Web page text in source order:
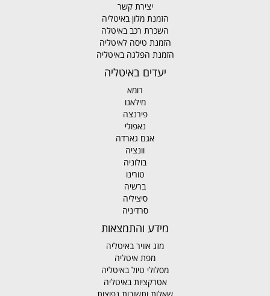
יצירת קשר
הזמנת מלון באיטליה
השכרת רכב באיטלה
הזמנת טיסה לאיטליה
הזמנת הפלגה באיטליה
יעדים באיטליה
רומא
מילאנו
פירנצה
נאפולי
אגם גארדה
וונציה
בולוניה
טורינו
ברשיה
סיציליה
סרדיניה
מידע והתמצאות
מזג אוויר באיטליה
מפת איטליה
מסלולי טיול באיטליה
אטרקציות באיטליה